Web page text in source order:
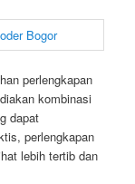
perlengkapan
kombinasi
dapat
perlengkapan
lebih tertib dan